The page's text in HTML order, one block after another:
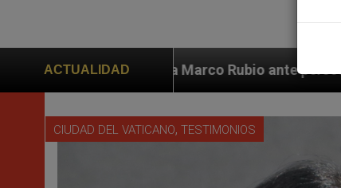
ACTUALIDAD
a Marco Rubio ante persecución de colonos
CIUDAD DEL VATICANO, TESTIMONIOS